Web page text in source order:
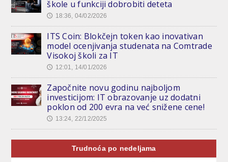
škole u funkciji dobrobiti deteta
🕔 18:36, 04/02/2026
ITS Coin: Blokčejn token kao inovativan
model ocenjivanja studenata na Comtrade
Visokoj školi za IT
🕔 12:01, 14/01/2026
Započnite novu godinu najboljom
investicijom: IT obrazovanje uz dodatni
poklon od 200 evra na već snižene cene!
🕔 13:24, 22/12/2025
Trudnoća po nedeljama